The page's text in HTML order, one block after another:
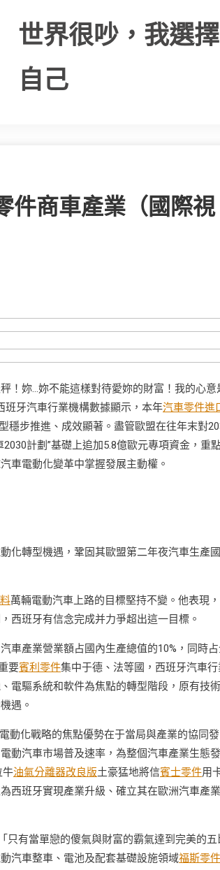
世界很吵，我選
自己
件商車產業（國際視
！妳…妳不能這樣對待愛妳的財富！我的心意
班牙汽車行業機構數據顯示，本年汽車零件進
穩步推進、成效顯著。盡管歐盟在往年末對
計劃”基礎上追加5.8億歐元專項資金，重
車電動化變革中掌握發展主動權。
化轉型機遇，鞏固其歐盟第二年夜汽車生產
萬輛電動汽車上路的目標堅持不變。他表現
西班牙有信念完成并力爭超出這一目標。
車產業營業額占國內生產總值的10%，同時
要賓利零件集中于德、法等國，西班牙汽車行
電驅系統和軟件為焦點的轉型階段，原有技
遇。
動化戰略的焦點優勢在于當局與產業的協同發
動汽車市場普及速率，為整個汽車產業生態
牛油氣分離器改良版土豪猛地將信賓士零件用
西班牙實現產業升級、確立其在歐洲汽車產
只有當單戀的傻氣與財富的霸氣達到完美的五
汽車整車、電池及配套基礎設施領域福斯零件